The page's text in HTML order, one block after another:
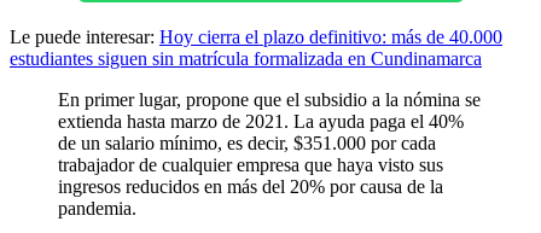
Le puede interesar: Hoy cierra el plazo definitivo: más de 40.000
estudiantes siguen sin matrícula formalizada en Cundinamarca
En primer lugar, propone que el subsidio a la nómina se
extienda hasta marzo de 2021. La ayuda paga el 40%
de un salario mínimo, es decir, $351.000 por cada
trabajador de cualquier empresa que haya visto sus
ingresos reducidos en más del 20% por causa de la
pandemia.